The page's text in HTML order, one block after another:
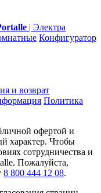
| Электра
Конфигуратор
и возврат
Политика
офертой и
характер. Чтобы
сотрудничества и
Пожалуйста,
8 800 444 12 08.